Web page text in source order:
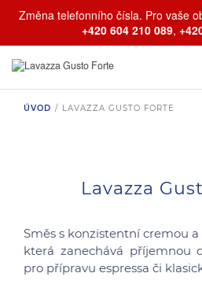
Změna telefonního čísla. Pro vaše
+420 604 210 089,
ÚVOD / LAVAZZA GUSTO FORTE
Lavazza
Směs s konzistentní cremou
která zanechává příjemnou
pro přípravu espressa či